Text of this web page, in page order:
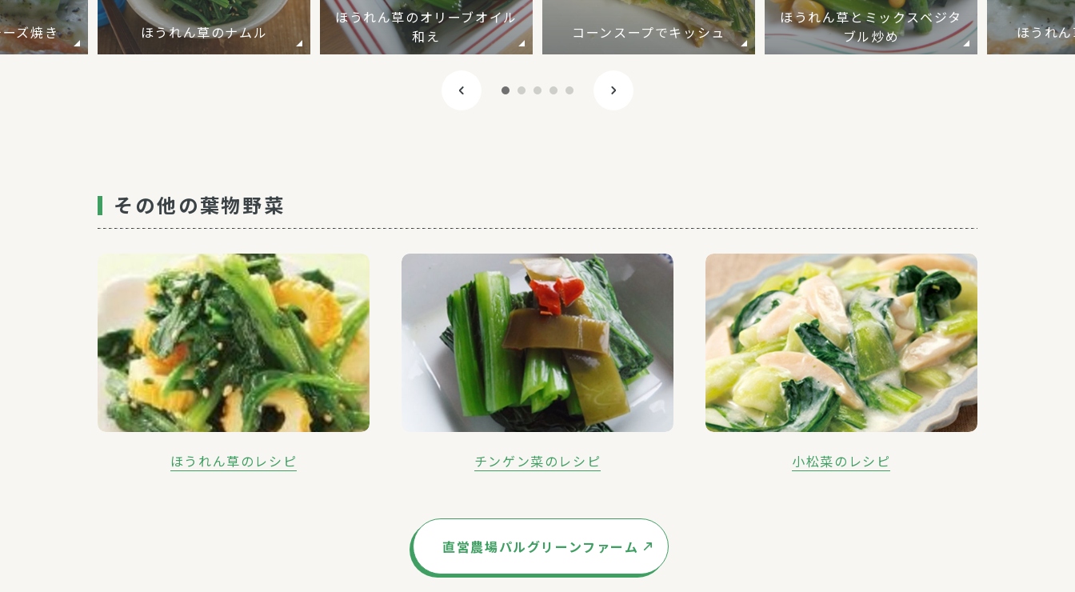
ズ焼き ほうれん草のナムル
ほうれん草のオリーブオイル
和え
コーンスープでキッシュ
ほうれん草とミックスベジタ
ブル炒め
ほうれ
その他の葉物野菜
ほうれん草のレシピ チンゲン菜のレシピ 小松菜のレシピ
直営農場パルグリーンファーム